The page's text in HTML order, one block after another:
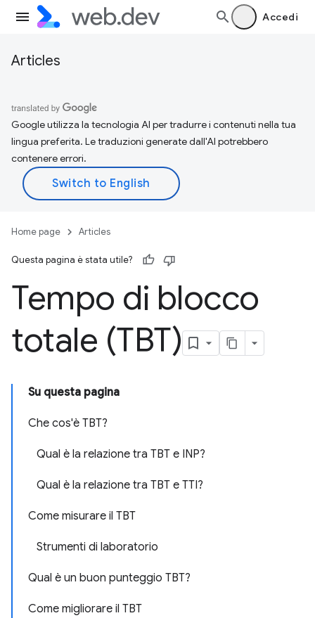
Accedi
Articles
Google utilizza la tecnologia AI per tradurre i contenuti nella tua
lingua preferita. Le traduzioni generate dall'AI potrebbero
contenere errori.
Home page Articles
Questa pagina è stata utile?
Tempo di blocco
totale (TBT)
Su questa pagina
Che cos'è TBT?
Qual è la relazione tra TBT e INP?
Qual è la relazione tra TBT e TTI?
Come misurare il TBT
Strumenti di laboratorio
Qual è un buon punteggio TBT?
Come migliorare il TBT